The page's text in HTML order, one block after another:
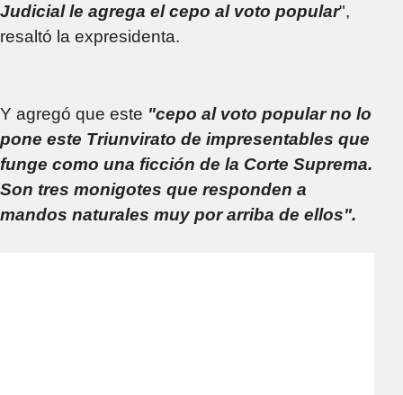
Judicial le agrega el cepo al voto popular",
resaltó la expresidenta.
Y agregó que este "cepo al voto popular no lo
pone este Triunvirato de impresentables que
funge como una ficción de la Corte Suprema.
Son tres monigotes que responden a
mandos naturales muy por arriba de ellos".